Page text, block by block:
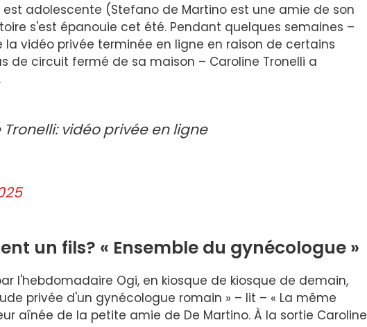
adolescente (Stefano de Martino est une amie de son
s'est épanouie cet été. Pendant quelques semaines –
vidéo privée terminée en ligne en raison de certains
de circuit fermé de sa maison – Caroline Tronelli a
vidéo privée en ligne
un fils? « Ensemble du gynécologue »
l'hebdomadaire Ogi, en kiosque de kiosque de demain,
privée d'un gynécologue romain » – lit – « La même
aînée de la petite amie de De Martino. À la sortie Caroline